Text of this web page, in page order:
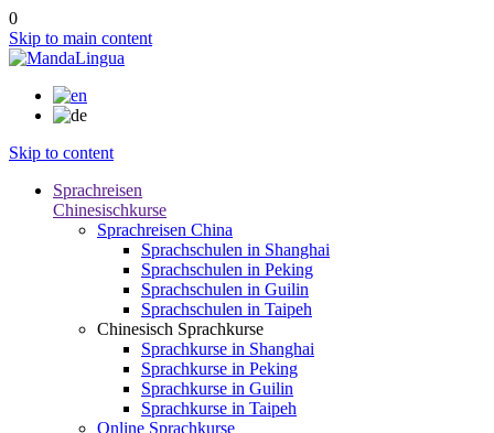
0
Skip to main content
Skip to content
Sprachreisen
Chinesischkurse
Sprachreisen China
Sprachschulen in Shanghai
Sprachschulen in Peking
Sprachschulen in Guilin
Sprachschulen in Taipeh
Chinesisch Sprachkurse
Sprachkurse in Shanghai
Sprachkurse in Peking
Sprachkurse in Guilin
Sprachkurse in Taipeh
Online Sprachkurse